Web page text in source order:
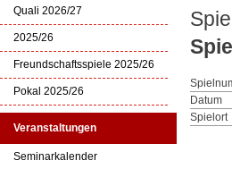
Quali 2026/27
2025/26
Freundschaftsspiele 2025/26
Pokal 2025/26
Veranstaltungen
Seminarkalender
Datum
Spielort